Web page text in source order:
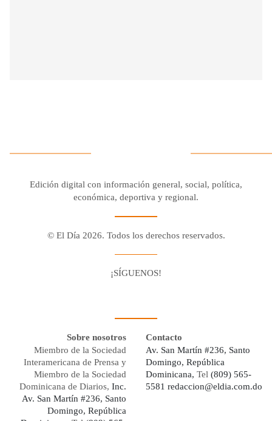
Edición digital con información general, social, política,
económica, deportiva y regional.
© El Día 2026. Todos los derechos reservados.
¡SÍGUENOS!
Sobre nosotros
Miembro de la Sociedad
Interamericana de Prensa y
Miembro de la Sociedad
Dominicana de Diarios, Inc.
Av. San Martín #236, Santo
Domingo, República
Contacto
Av. San Martín #236, Santo
Domingo, República
Dominicana, Tel (809) 565-
5581 redaccion@eldia.com.do